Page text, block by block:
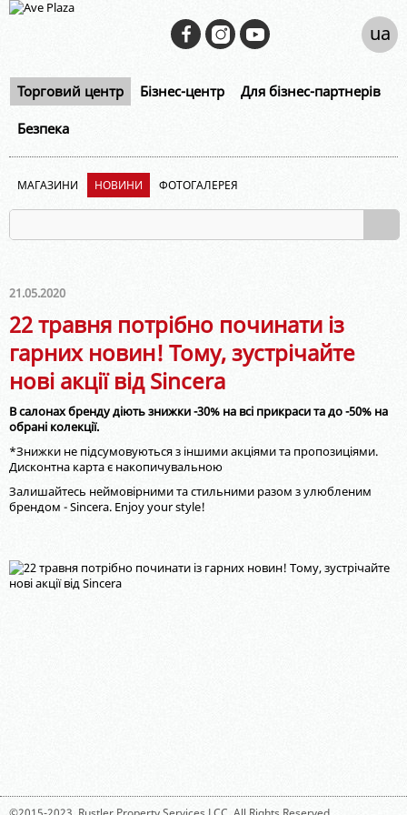
Торговий центр Бізнес-центр Для бізнес-партнерів
Безпека
ua
МАГАЗИНИ НОВИНИ ФОТОГАЛЕРЕЯ
21.05.2020
22 травня потрібно починати із
гарних новин! Тому, зустрічайте
нові акції від Sincera
В салонах бренду діють знижки -30% на всі прикраси та до -50% на
обрані колекції.
*Знижки не підсумовуються з іншими акціями та пропозиціями.
Дисконтна карта є накопичувальною
Залишайтесь неймовірними та стильними разом з улюбленим
брендом - Sincera. Enjoy your style!